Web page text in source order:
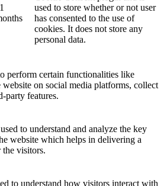
used to store whether or not user
has consented to the use of
cookies. It does not store any
personal data.
perform certain functionalities like
on social media platforms, collect
party features.
to understand and analyze the key
website which helps in delivering a
the visitors.
to understand how visitors interact with